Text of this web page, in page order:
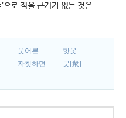
’으로 적을 근거가 없는 것은
웃어른
핫옷
자칫하면
뭇[衆]